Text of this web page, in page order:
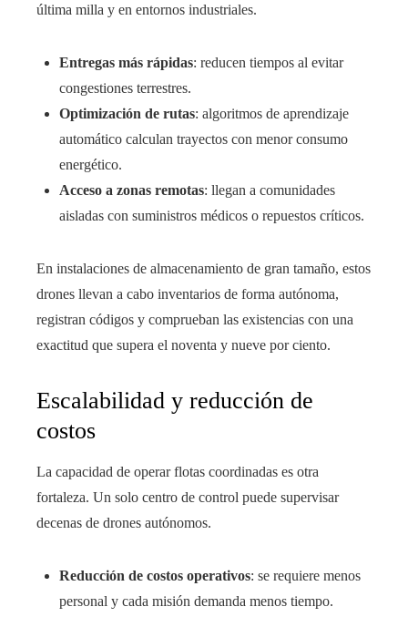
última milla y en entornos industriales.
Entregas más rápidas: reducen tiempos al evitar
congestiones terrestres.
Optimización de rutas: algoritmos de aprendizaje
automático calculan trayectos con menor consumo
energético.
Acceso a zonas remotas: llegan a comunidades
aisladas con suministros médicos o repuestos críticos.
En instalaciones de almacenamiento de gran tamaño, estos
drones llevan a cabo inventarios de forma autónoma,
registran códigos y comprueban las existencias con una
exactitud que supera el noventa y nueve por ciento.
Escalabilidad y reducción de
costos
La capacidad de operar flotas coordinadas es otra
fortaleza. Un solo centro de control puede supervisar
decenas de drones autónomos.
Reducción de costos operativos: se requiere menos
personal y cada misión demanda menos tiempo.